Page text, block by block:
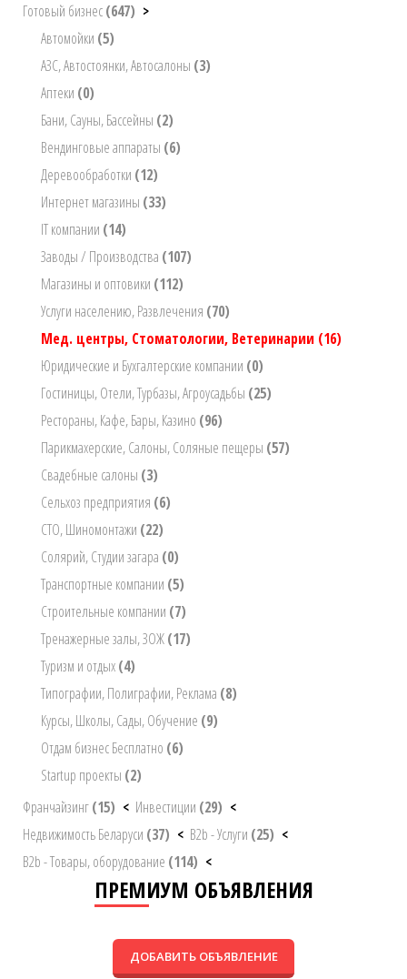
Готовый бизнес(647) >
Автомойки (5)
АЗС, Автостоянки, Автосалоны (3)
Аптеки (0)
Бани, Сауны, Бассейны (2)
Вендинговые аппараты (6)
Деревообработки (12)
Интернет магазины (33)
IT компании (14)
Заводы / Производства (107)
Магазины и оптовики (112)
Услуги населению, Развлечения (70)
Мед. центры, Стоматологии, Ветеринарии (16)
Юридические и Бухгалтерские компании (0)
Гостиницы, Отели, Турбазы, Агроусадьбы (25)
Рестораны, Кафе, Бары, Казино (96)
Парикмахерские, Салоны, Соляные пещеры (57)
Свадебные салоны (3)
Сельхоз предприятия (6)
СТО, Шиномонтажи (22)
Солярий, Студии загара (0)
Транспортные компании (5)
Строительные компании (7)
Тренажерные залы, ЗОЖ(17)
Туризм и отдых(4)
Типографии, Полиграфии, Реклама (8)
Курсы, Школы, Сады, Обучение (9)
Отдам бизнес Бесплатно (6)
Startup проекты (2)
Франчайзинг(15) < Инвестиции (29) <
Недвижимость Беларуси (37) < B2b - Услуги (25) <
B2b - Товары, оборудование (114) <
ПРЕМИУМ ОБЪЯВЛЕНИЯ
ДОБАВИТЬ ОБЪЯВЛЕНИЕ